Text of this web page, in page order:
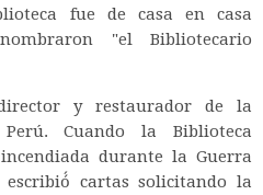
fue de casa en casa
"el Bibliotecario
y restaurador de la
Cuando la Biblioteca
durante la Guerra
cartas solicitando la